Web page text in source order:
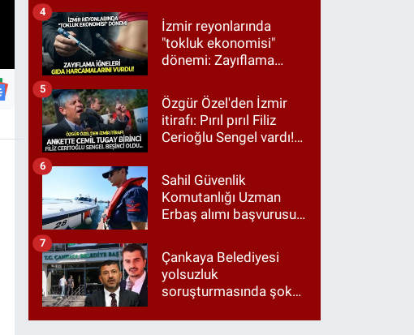
etmedik"
İzmir reyonlarında
"tokluk ekonomisi"
dönemi: Zayıflama
harcamalarını vurdu!
4
Özgür Özel'den İzmir
itirafı: Pırıl pırıl Filiz
Cerioğlu Sengel vardı!
Tugay birinci çıktı
5
Sahil Güvenlik
Komutanlığı Uzman
Erbaş alımı başvurusu
başvuru şartları neler?
6
Çankaya Belediyesi
yolsuzluk
soruşturmasında şok
Ağbaba yönetiyordu..."
7